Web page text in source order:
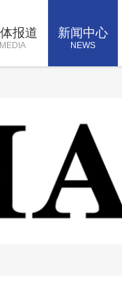
报道
MEDIA
新闻中心
NEWS